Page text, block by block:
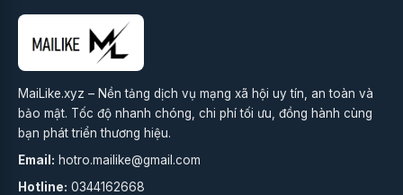
MaiLike.xyz – Nền tảng dịch vụ mạng xã hội uy tín, an toàn và
bảo mật. Tốc độ nhanh chóng, chi phí tối ưu, đồng hành cùng
bạn phát triển thương hiệu.
Email: hotro.mailike@gmail.com
Hotline: 0344162668